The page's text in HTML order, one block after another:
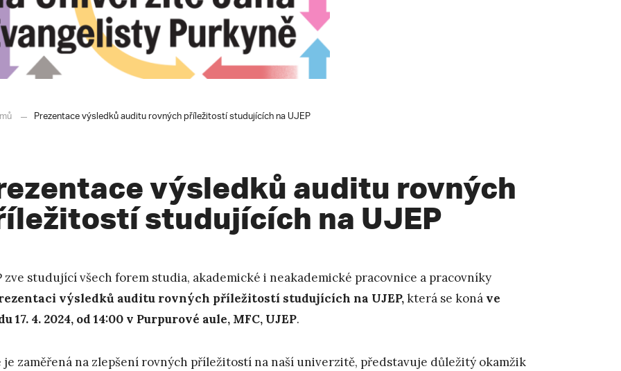
Prezentace výsledků auditu rovných příležitostí studujících na UJEP
výsledků auditu rovných
studujících na UJEP
zve studující všech forem studia, akademické i neakademické pracovnice a pracovníky
výsledků auditu rovných příležitostí studujících na UJEP,která se koná ve
17. 4. 2024, od 14:00 v Purpurové aule, MFC, UJEP.
je zaměřená na zlepšení rovných příležitostí na naší univerzitě, představuje důležitý okamžik